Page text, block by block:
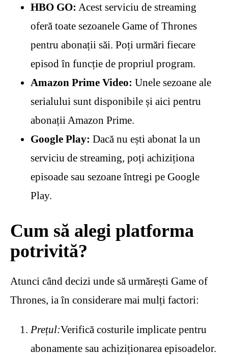
HBO GO: Acest serviciu de streaming
oferă toate sezoanele Game of Thrones
pentru abonații săi. Poți urmări fiecare
episod în funcție de propriul program.
Amazon Prime Video: Unele sezoane ale
serialului sunt disponibile și aici pentru
abonații Amazon Prime.
Google Play: Dacă nu ești abonat la un
serviciu de streaming, poți achiziționa
episoade sau sezoane întregi pe Google
Play.
Cum să alegi platforma
potrivită?
Atunci când decizi unde să urmărești Game of
Thrones, ia în considerare mai mulți factori:
Prețul:Verifică costurile implicate pentru
abonamente sau achiziționarea episoadelor.